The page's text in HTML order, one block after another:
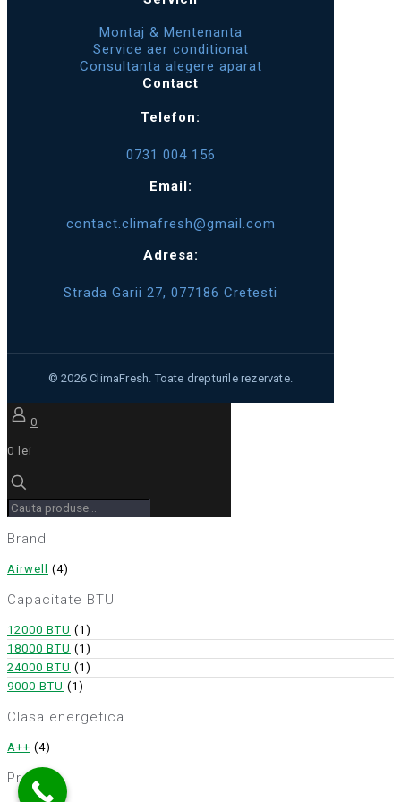
Montaj & Mentenanta
Service aer conditionat
Consultanta alegere aparat
Contact
Telefon:
0731 004 156
Email:
contact.climafresh@gmail.com
Adresa:
Strada Garii 27, 077186 Cretesti
0
0 lei
Brand
Airwell (4)
Capacitate BTU
12000 BTU (1)
18000 BTU (1)
24000 BTU (1)
9000 BTU (1)
Clasa energetica
A++ (4)
Pret